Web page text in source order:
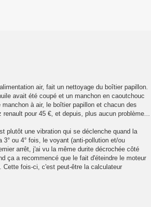
air, fait un nettoyage du boîtier papillon.
avait été coupé et un manchon en caoutchouc
à air, le boîtier papillon et chacun des
pour 45 €, et depuis, plus aucun problème...
plutôt une vibration qui se déclenche quand la
ou 4° fois, le voyant (anti-pollution et/ou
arrêt, j'ai vu la même durite décrochée côté
ça a recommencé que le fait d'éteindre le moteur
Cette fois-ci, c'est peut-être la calculateur